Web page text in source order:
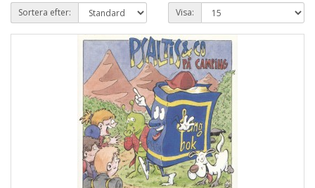
Sortera efter: Visa: